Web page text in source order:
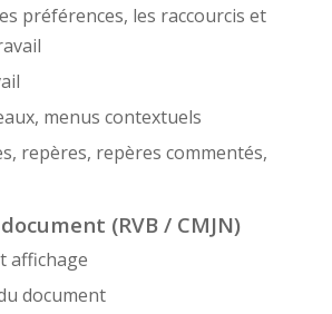
préférences, les raccourcis et
menus contextuels
repères, repères commentés,
(RVB / CMJN)
affichage
document